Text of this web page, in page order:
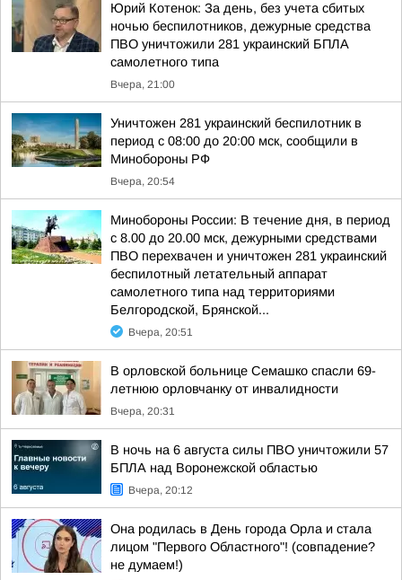
Юрий Котенок: За день, без учета сбитых
ночью беспилотников, дежурные средства
ПВО уничтожили 281 украинский БПЛА
самолетного типа
Вчера, 21:00
Уничтожен 281 украинский беспилотник в
период с 08:00 до 20:00 мск, сообщили в
Минобороны РФ
Вчера, 20:54
Минобороны России: В течение дня, в период
с 8.00 до 20.00 мск, дежурными средствами
ПВО перехвачен и уничтожен 281 украинский
беспилотный летательный аппарат
самолетного типа над территориями
Белгородской, Брянской...
Вчера, 20:51
В орловской больнице Семашко спасли 69-
летнюю орловчанку от инвалидности
Вчера, 20:31
В ночь на 6 августа силы ПВО уничтожили 57
БПЛА над Воронежской областью
Вчера, 20:12
Она родилась в День города Орла и стала
лицом "Первого Областного"! (совпадение?
не думаем!)